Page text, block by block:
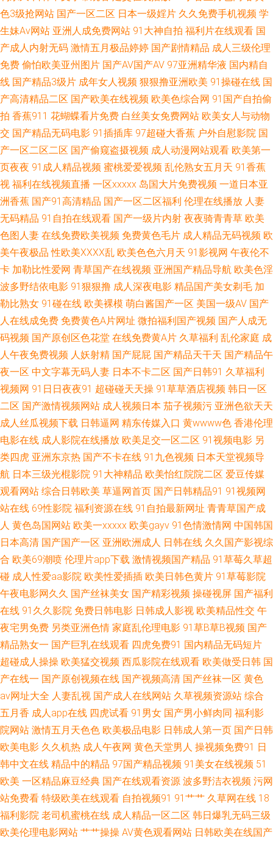
场 日韩123区在线视频 1024桃色 中文字幕海角 91露脸黑丝 爱爱影院 国产
伊人网 久操久热 欧美成人A片色情分区 色毛九九 综合成人日韩欧美 91视频
网站男女 99热青草 传媒在线观看免费看 狠狠操的狠狠撸 美女AV线 69麻豆
狼友内射P 日韩成人久久 先锋AV无码电影 91刺激视频 91在线国产足交 国产
说网站 91极品尤物蜜桃视频 91中文蝌蚪 久久日蜜桃在线 亚洲色图第一页
91探花入口 av人人撸 国产色色 美女免费视频国产 日日夜夜伊人人人乐 影音
先锋女同资源 影音先锋操你av在线 91情爱网 欧美sss在线视频 色悠悠手机
综合网 69天堂黄色影视A片 91看片免费看 95AV免费网站 超碰网友自拍 后入
丰满洋妞 久久国产精 欧美性爱91 色悠悠亚洲激情色 欧美91综合色图影院
91在线免费观看视频网站 国产91在线视频红杏 麻豆91红果果冻天美 日韩青
涩网站 先锋影视电影人妻AV 91免费社区 91综合网在线视频 国产福利漂漂网
欧美大黄频在线观看 尤物视频网 91看淫片 www探花91 久久成人毛片 欧美
视频性爱TV 四虎毛片 影音先锋av最新资源 91海角社区在线看 91最新在线精
品视频 91在线视屏 91青久久 精东黄色 欧美色播久久 亚洲狼人射区 91豆花
社区在线观看 91原创大神 成人在线视频网站 女同摸胸色色视频 天堂男人黄
网 51导航 91海角原创 91视屏国产在线 草莓干逼 国产精品男女 欧美韩日色
熟妇人妻一二三区 夜色资源导航 91国产孕妇 91熟女豆花视频 超碰福利人人
95福利在线 国产精品久久国产丰满 人妻人人干av亚洲 影音先锋av无码一区
91麻豆精品传媒在线 99大香蕉 囯产精品久久 久久99国产精品99 日本欧美
亚洲在线 在线午夜浮力影院 91啦福利视频 91在线视频在线观看 国模精自 蜜
桃成人视频 色色网的五月天 影音先锋一父3女 91网站页面免费看 成人深夜
后入92 欧美爱就色色综合网 深夜福利高清无码 自拍第一六页 91免费蜜桃 成
人又粗又大国产 黄尤物视频网 人妻中文字幕久久 午夜性生爱妇妻视频 91白
虎丝袜福利观看 97色资源 国产精品96久久 久久人妻免费视频 日韩成人网址
亚洲日本黄色小说网 91绯色视频导航 91香蕉久久 成人高清三级网址 九一色
天堂 色悠悠一區二區 91精品在线观看国产 后入白丝 先锋影音aV中文字幕
色3级抢网站 国产一区二区 日本一级婬片 久久免费手机视频 学
生妹Av网站 亚洲人成免费网站 91大神自拍 福利片在线观看 国
产成人内射无码 激情五月极品婷婷 国产剧情精品 成人三级伦理
免费 偷怕欧美亚州图片 国产AV国产AV 97亚洲精华液 国内精自
线 国产精品3级片 成年女人视频 狠狠撸亚洲欧美 91操碰在线 国
产高清精品二区 国产欧美在线视频 欧美色综合网 91国产自拍偷
拍 香蕉911 花蝴蝶看片免费 白丝美女免费网站 欧美女人与动物
交 国产精品无码电影 91插插库 97超碰大香蕉 户外自慰影院 国
产一区二区二区 国产偷窥盗摄视频 成人动漫网站观看 欧美第一
页夜夜 91成人精品视频 蜜桃爱爱视频 乱伦熟女五月天 91香蕉
视 福利在线视频直播 一区xxxxx 岛国大片免费视频 一道日本亚
洲香蕉 国产91高清精品 国产一区二区福利 伦理在线播放 人妻
无码精品 91自拍在线观看 国产一级片内射 夜夜骑青青草 欧美
色图人妻 在线免费欧美视频 免费黄色毛片 成人精品无码视频 欧
美午夜极品 性欧美ⅩⅩⅩⅩ乱 欧美色色六月天 91影视网 午夜伦不
卡 加勒比性爱网 青草国产在线视频 亚洲国产精品导航 欧美色淫
波多野结依电影 91狠狠撸 成人深夜电影 精品国产美女剃毛 加
勒比熟女 91碰在线 欧美裸模 萌白酱国产一区 美国一级AV 国产
人在线成免费 免费黄色A片网址 微拍福利国产视频 国产人成无
码视频 国产原创区色花堂 在线免费黄A片 久草福利 乱伦家庭 成
人午夜免费视频 人妖射精 国产屁屁 国产精品天干天 国产精品午
夜一区 中文字幕无码人妻 日本不卡二区 国产日韩91 久草福利
视频网 91日日夜夜91 超碰碰天天操 91草草酒店视频 韩日一区
二区 国产激情视频网站 成人视频日本 茄子视频污 亚洲色欲天天
成人丝瓜视频下载 日韩逼网 精东传媒入口 黄wwww色 香港伦理
电影在线 成人影院在线播放 欧美足交一区二区 91视频电影 另
类四虎 亚洲东京热 国产不卡在线 91九色视频 日本天堂视频导
航 日本三级光棍影院 91大神精品 欧美怡红院院二区 爱豆传媒
观看网站 综合日韩欧美 草逼网首页 国产日韩精品91 91视频网
站在线 69性影院 福利资源在线 91自拍最新网址 青青草国产成
人 黄色岛国网站 欧美一xxxxx 欧美gayv 91色情激情网 中国韩国
日本高清 国产国产一区 亚洲欧洲成人 日韩在线 久久国产影视综
合 欧美69潮喷 伦理片app下载 激情视频国产精品 91草莓久草超
碰 成人性爱aa影院 欧美性爱插插 欧美日韩色黄片 91草莓影院
午夜电影网久久 国产丝袜美女 国产精彩视频 操碰视屏 国产福利
在线 91久久影院 免费日韩电影 日韩成人影视 欧美精品性交 午
夜宅男免费 另类亚洲色情 家庭乱伦理电影 91草B草B视频 国产
精品熟女一 国产巨乳在线观看 四虎免费91 国内精品无码短片
超碰成人操操 欧美猛交视频 西瓜影院在线观看 欧美做受日韩 国
产在线一 国产原创视频在线 国产视频高清 国产丝袜一区 黄色
av网址大全 人妻乱视 国产成人在线网站 久草视频资源站 综合
五月香 成人app在线 四虎试看 91男女 国产男小鲜肉同 福利影
院网站 激情五月天色色 欧美极品电影 日韩成人第一页 国产日韩
欧美电影 久久机热 成人午夜网 黄色天堂男人 操视频免费91 日
韩中文在线 精品中的精品 97国产精品视频 91美女在线视频 51
欧美 一区精品麻豆经典 国产在线观看资源 波多野洁衣视频 污网
站免费看 特级欧美在线观看 自拍视频91 91艹艹 久草网在线 18
福利影院 老司机蜜桃在线 成人精品一区二区 韩日爆乳无码三级
欧美伦理电影网站 艹艹操操 AV黄色观看网站 日韩欧美在线国产